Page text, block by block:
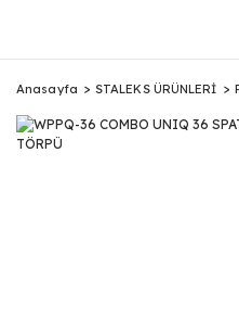
Anasayfa STALEKS ÜRÜNLERİ